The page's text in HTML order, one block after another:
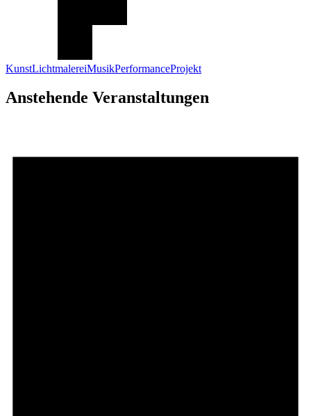
KunstLichtmalereiMusikPerformanceProjekt
Anstehende Veranstaltungen